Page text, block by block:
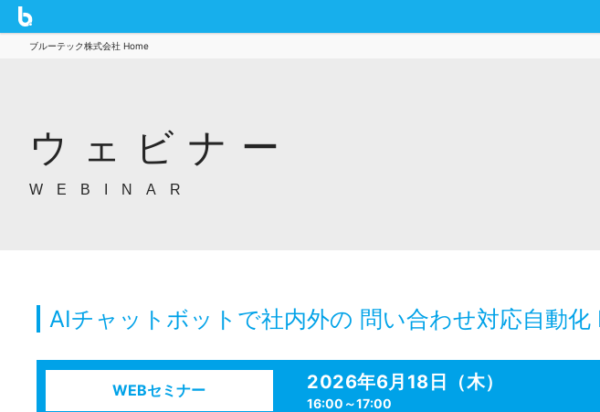
ブルーテック株式会社 Home
ウェビナー
WEBINAR
AIチャットボットで社内外の 問い合わせ対応自動
WEBセミナー 2026年6月18日（木）
16:00～17:00